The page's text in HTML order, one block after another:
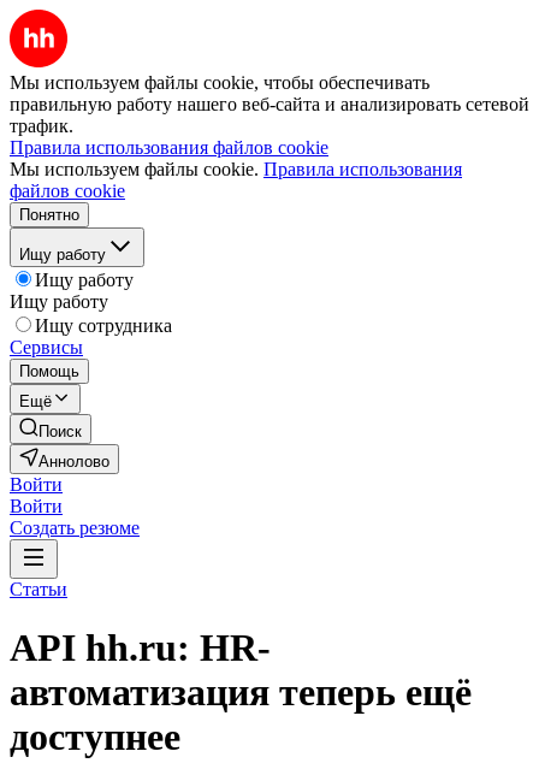
Мы используем файлы cookie, чтобы обеспечивать
правильную работу нашего веб-сайта и анализировать сетевой
трафик.
Правила использования файлов cookie
Мы используем файлы cookie. Правила использования
файлов cookie
Понятно
Ищу работу
Ищу работу
Ищу работу
Ищу сотрудника
Сервисы
Помощь
Ещё
Поиск
Аннолово
Войти
Войти
Создать резюме
Статьи
API hh.ru: HR-
автоматизация теперь ещё
доступнее